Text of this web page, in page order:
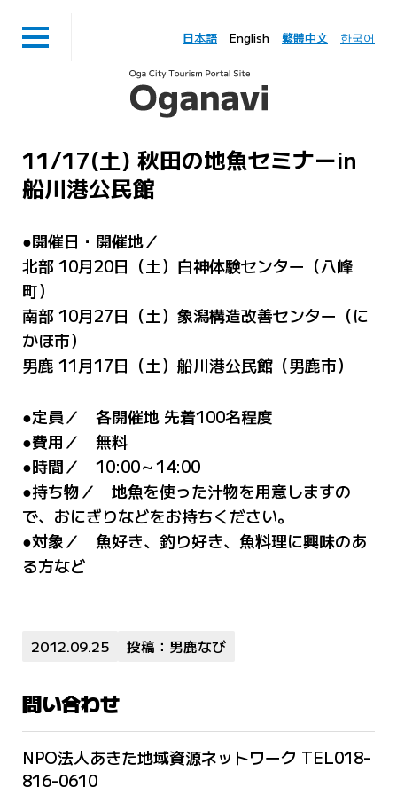
日本語 English 繁體中文 한국어
11/17(土) 秋田の地魚セミナーin
船川港公民館
●開催日・開催地／
北部 10月20日（土）白神体験センター（八峰
町）
南部 10月27日（土）象潟構造改善センター（に
かほ市）
男鹿 11月17日（土）船川港公民館（男鹿市）
●定員／ 各開催地 先着100名程度
●費用／ 無料
●時間／ 10:00～14:00
●持ち物／ 地魚を使った汁物を用意しますの
で、おにぎりなどをお持ちください。
●対象／ 魚好き、釣り好き、魚料理に興味のあ
る方など
2012.09.25 投稿：男鹿なび
問い合わせ
NPO法人あきた地域資源ネットワーク TEL018-
816-0610